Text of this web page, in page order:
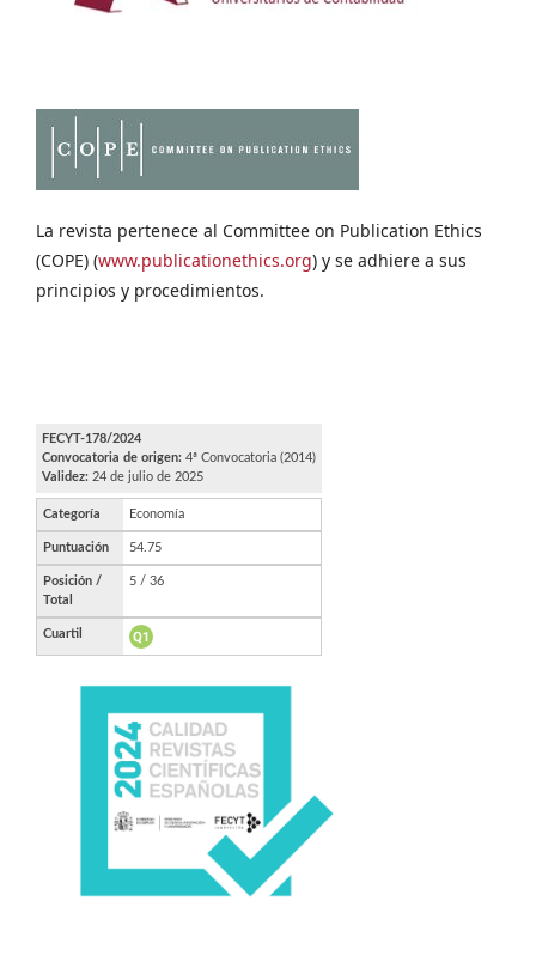
La revista pertenece al Committee on Publication Ethics
(COPE) (www.publicationethics.org) y se adhiere a sus
principios y procedimientos.